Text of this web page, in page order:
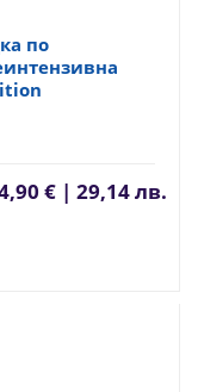
по
€ | 29,14 лв.